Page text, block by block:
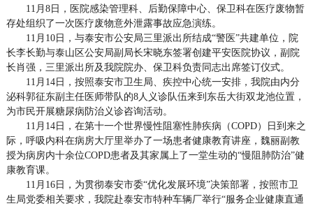
11月8日，医院感染管理科、后勤保障中心、保卫科在医疗废物暂
存处组织了一次医疗废物意外泄露事故应急演练。
11月10日，与泰安市公安局三里派出所结成“警医”共建单位，院
长李长勤与泰山区公安局副局长宋晓东签署创建平安医院协议，副院
长肖强，三里派出所及我院院办、保卫科负责同志出席签订仪式。
11月14日，按照泰安市卫生局、疾控中心统一安排，我院由内分
泌科郭征东副主任医师带队的8人义诊队伍来到东岳大街双龙池位置，
为市民开展糖尿病防治义诊咨询活动。
11月14日，在第十一个世界慢性阻塞性肺疾病（COPD）日到来之
际，呼吸内科在病房大厅里举办了一场患者健康教育讲座，魏丽副教
授为病房内十余位COPD患者及其家属上了一堂生动的“慢阻肺防治”健
康教育课。
11月16日，为贯彻泰安市委“优化发展环境”决策部署，按照市卫
生局党委相关要求，我院赴泰安市特种车辆厂举行“服务企业健康直通